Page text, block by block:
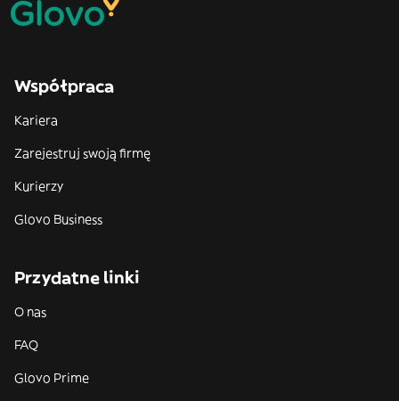
Współpraca
Kariera
Zarejestruj swoją firmę
Kurierzy
Glovo Business
Przydatne linki
O nas
FAQ
Glovo Prime